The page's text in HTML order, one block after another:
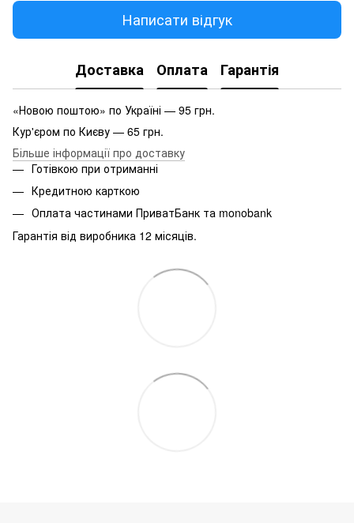
Написати відгук
Доставка Оплата Гарантія
«Новою поштою» по Україні — 95 грн.
Кур'єром по Києву — 65 грн.
Більше інформації про доставку
Готівкою при отриманні
Кредитною карткою
Оплата частинами ПриватБанк та monobank
Гарантія від виробника 12 місяців.